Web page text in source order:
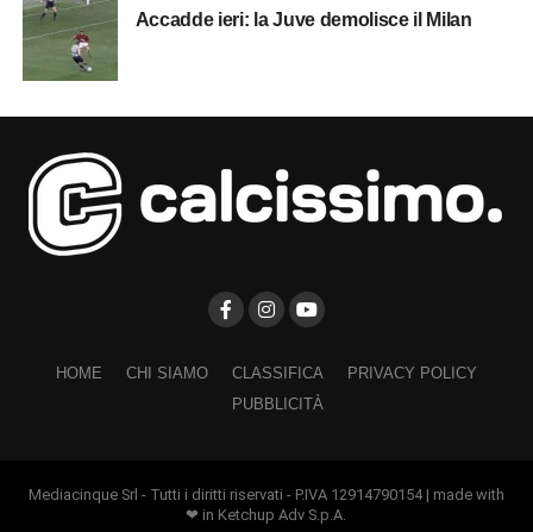
Accadde ieri: la Juve demolisce il Milan
HOME CHI SIAMO CLASSIFICA
PRIVACY POLICY
PUBBLICITÀ
Mediacinque Srl - Tutti i diritti riservati - P.IVA 12914790154 | made with
❤ in Ketchup Adv S.p.A.